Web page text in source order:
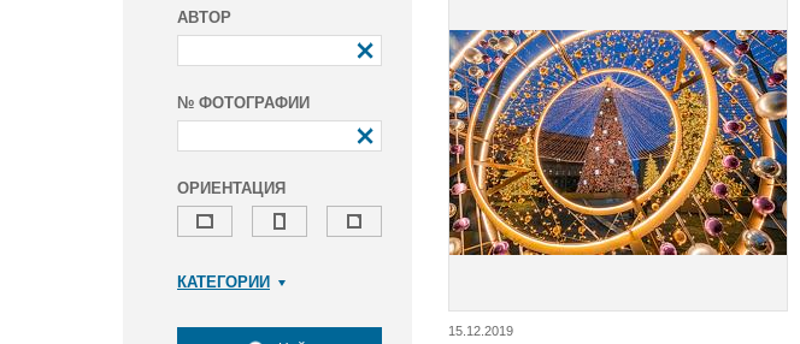
АВТОР
№ ФОТОГРАФИИ
ОРИЕНТАЦИЯ
КАТЕГОРИИ
15.12.2019